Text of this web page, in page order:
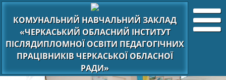
КОМУНАЛЬНИЙ НАВЧАЛЬНИЙ ЗАКЛАД
«ЧЕРКАСЬКИЙ ОБЛАСНИЙ ІНСТИТУТ
ПІСЛЯДИПЛОМНОЇ ОСВІТИ ПЕДАГОГІЧНИХ
ПРАЦІВНИКІВ ЧЕРКАСЬКОЇ ОБЛАСНОЇ
РАДИ»